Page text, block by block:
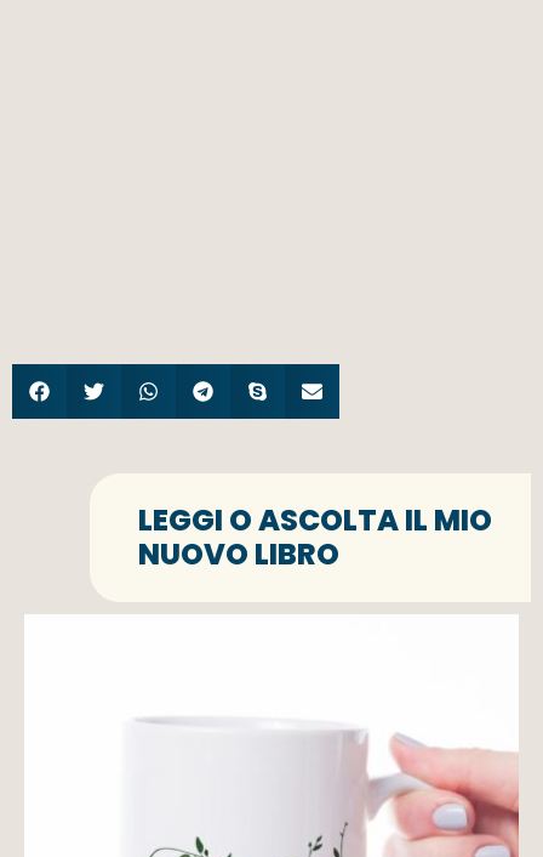
LEGGI O ASCOLTA IL MIO
NUOVO LIBRO